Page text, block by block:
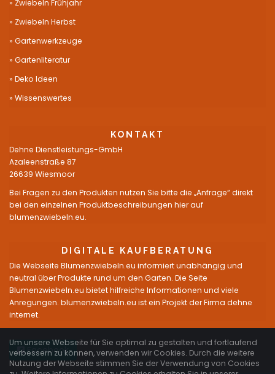
Zwiebeln Frühjahr
Zwiebeln Herbst
Gartenwerkzeuge
Gartenliteratur
Deko Ideen
Wissenswertes
KONTAKT
Dehne Dienstleistungs-GmbH
Azaleenstraße 87
26639 Wiesmoor
Bei Fragen zu den Produkten nutzen Sie bitte die „Anfrage“ direkt
bei den einzelnen Produktbeschreibungen hier auf
blumenzwiebeln.eu.
DIGITALE KAUFBERATUNG
Die Webseite Blumenzwiebeln.eu informiert unabhängig und
neutral über Produkte rund um den Garten. Die Seite
Blumenzwiebeln.eu bietet hilfreiche Informationen und viele
Anregungen. blumenzwiebeln.eu ist ein Projekt der Firma dehne
internet.
Facebook
Um unsere Webseite für Sie optimal zu gestalten und fortlaufend
verbessern zu können, verwenden wir Cookies. Durch die weitere
Nutzung der Webseite stimmen Sie der Verwendung von Cookies